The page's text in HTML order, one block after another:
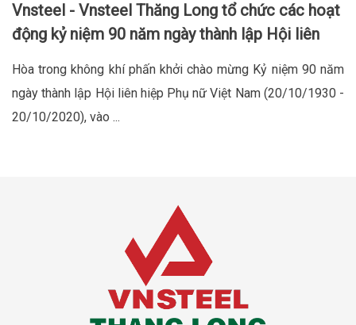
Vnsteel - Vnsteel Thăng Long tổ chức các hoạt
động kỷ niệm 90 năm ngày thành lập Hội liên
Hòa trong không khí phấn khởi chào mừng Kỷ niệm 90 năm
ngày thành lập Hội liên hiệp Phụ nữ Việt Nam (20/10/1930 -
20/10/2020), vào ...